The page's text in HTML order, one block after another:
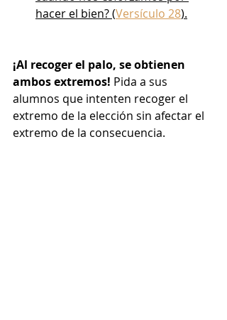
hacer el bien? (Versículo 28).
¡Al recoger el palo, se obtienen
ambos extremos! Pida a sus
alumnos que intenten recoger el
extremo de la elección sin afectar el
extremo de la consecuencia.